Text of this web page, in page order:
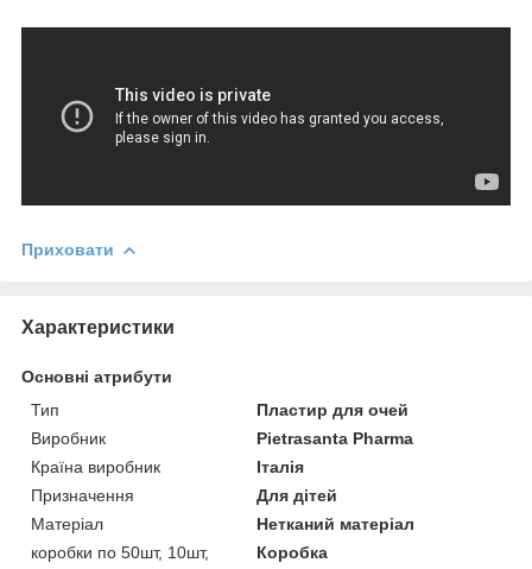
Приховати
Характеристики
Основні атрибути
Тип
Пластир для очей
Виробник
Pietrasanta Pharma
Країна виробник
Італія
Призначення
Для дітей
Матеріал
Нетканий матеріал
коробки по 50шт, 10шт,
Коробка